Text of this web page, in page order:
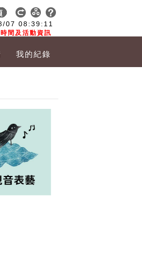
07 08:39:11
間及活動資訊
我的紀錄